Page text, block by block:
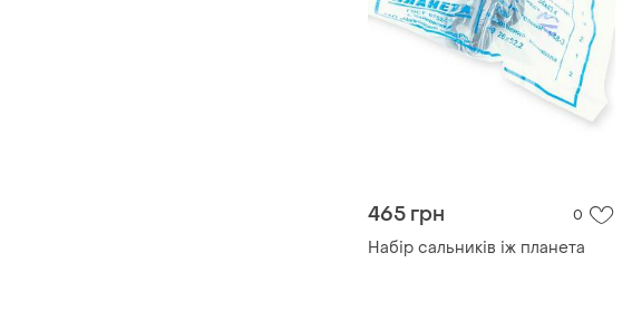
465 грн 0
Набір сальників іж планета